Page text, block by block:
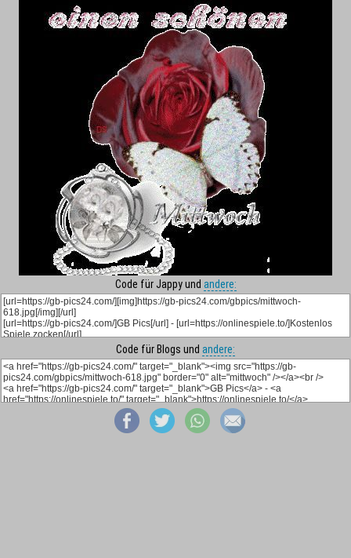
Code für Jappy und andere:
Code für Blogs und andere: